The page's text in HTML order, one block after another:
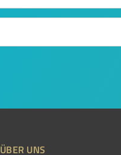
ÜBER UNS